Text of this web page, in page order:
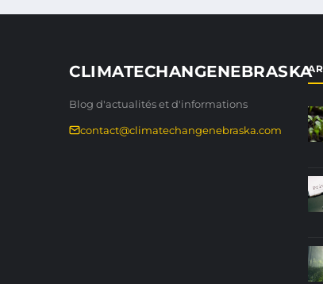
CLIMATECHANGENEBRASKA
Blog d'actualités et d'informations
contact@climatechangenebraska.com